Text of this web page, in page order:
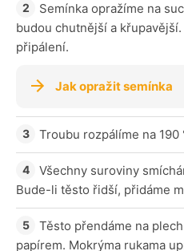
Semínka opražíme na
budou chutnější a
připálení.
Jak opražit semínka
Troubu rozpálíme na 190
Všechny suroviny
Bude-li těsto řidší, přidáme
Těsto přendáme na
papírem. Mokrýma rukama